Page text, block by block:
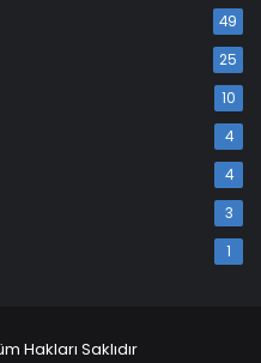
49
25
10
4
4
3
1
Hakları Saklıdır